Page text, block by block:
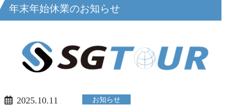
年末年始休業のお知らせ
2025.10.11 お知らせ